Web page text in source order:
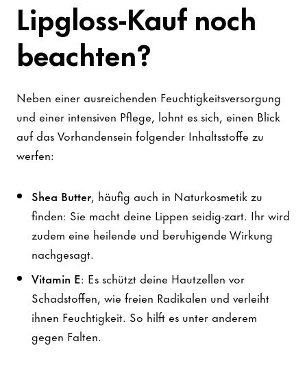
Lipgloss-Kauf noch
beachten?
Neben einer ausreichenden Feuchtigkeitsversorgung
und einer intensiven Pflege, lohnt es sich, einen Blick
auf das Vorhandensein folgender Inhaltsstoffe zu
werfen:
Shea Butter, häufig auch in Naturkosmetik zu
finden: Sie macht deine Lippen seidig-zart. Ihr wird
zudem eine heilende und beruhigende Wirkung
nachgesagt.
Vitamin E: Es schützt deine Hautzellen vor
Schadstoffen, wie freien Radikalen und verleiht
ihnen Feuchtigkeit. So hilft es unter anderem
gegen Falten.